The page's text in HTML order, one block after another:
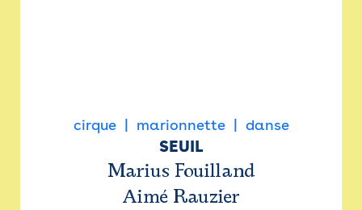
cirque marionnette danse
SEUIL
Marius Fouilland
Aimé Rauzier